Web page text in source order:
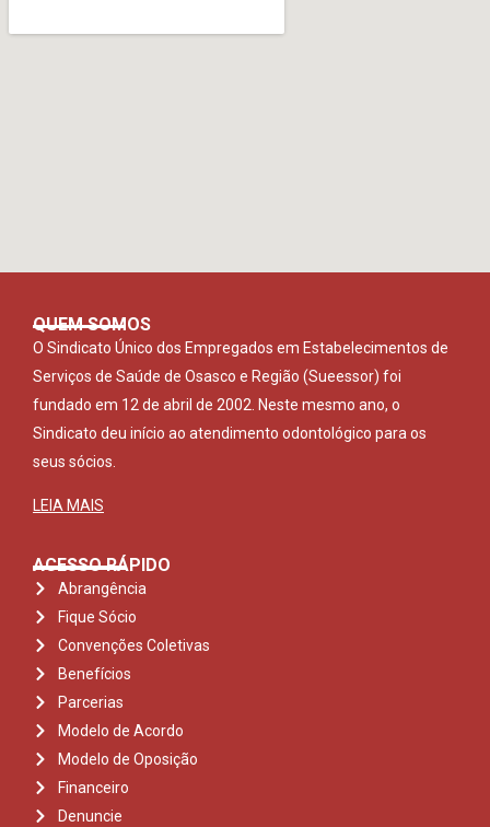
QUEM SOMOS
O Sindicato Único dos Empregados em Estabelecimentos de
Serviços de Saúde de Osasco e Região (Sueessor) foi
fundado em 12 de abril de 2002. Neste mesmo ano, o
Sindicato deu início ao atendimento odontológico para os
seus sócios.
LEIA MAIS
ACESSO RÁPIDO
Abrangência
Fique Sócio
Convenções Coletivas
Benefícios
Parcerias
Modelo de Acordo
Modelo de Oposição
Financeiro
Denuncie